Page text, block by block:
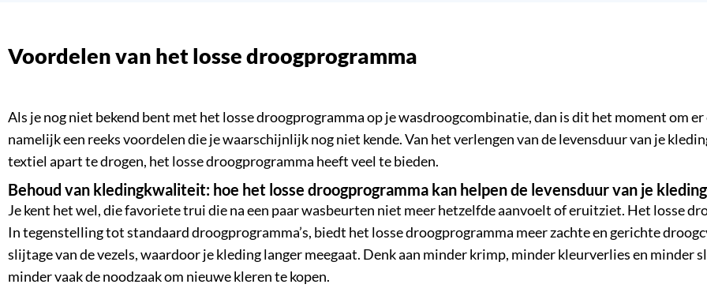
Voordelen van het losse droogprogramma
Als je nog niet bekend bent met het losse droogprogramma op je wasdroogcombinatie, dan is dit het moment om
namelijk een reeks voordelen die je waarschijnlijk nog niet kende. Van het verlengen van de levensduur van je
textiel apart te drogen, het losse droogprogramma heeft veel te bieden.
Behoud van kledingkwaliteit: hoe het losse droogprogramma kan helpen de levensduur van je
Je kent het wel, die favoriete trui die na een paar wasbeurten niet meer hetzelfde aanvoelt of eruitziet. Het losse
In tegenstelling tot standaard droogprogramma’s, biedt het losse droogprogramma meer zachte en gerichte
slijtage van de vezels, waardoor je kleding langer meegaat. Denk aan minder krimp, minder kleurverlies en minder
minder vaak de noodzaak om nieuwe kleren te kopen.